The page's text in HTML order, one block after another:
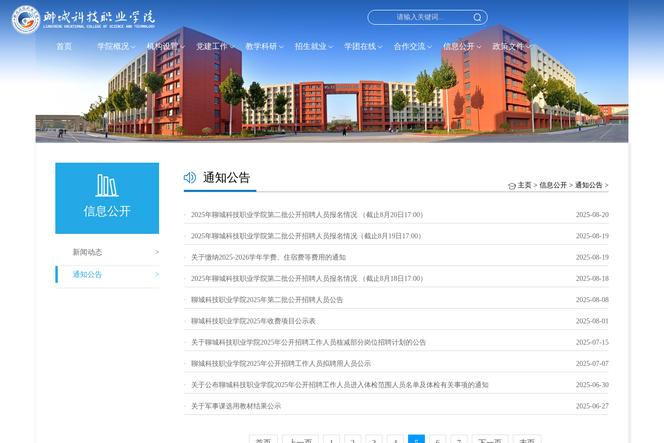
首页 学院概况 机构设置 党建工作 教学科研 招生就业 学团在线 合作交流 信息公开 政策文件
信息公开
新闻动态
通知公告
通知公告
主页 > 信息公开 > 通知公告 >
· 2025年聊城科技职业学院第二批公开招聘人员报名情况 （截止8月20日17:00） 2025-08-20
· 2025年聊城科技职业学院第二批公开招聘人员报名情况（截止8月19日17:00） 2025-08-19
· 关于缴纳2025-2026学年学费、住宿费等费用的通知 2025-08-19
· 2025年聊城科技职业学院第二批公开招聘人员报名情况 （截止8月18日17:00） 2025-08-18
· 聊城科技职业学院2025年第二批公开招聘人员公告 2025-08-08
· 聊城科技职业学院2025年收费项目公示表 2025-08-01
· 关于聊城科技职业学院2025年公开招聘工作人员核减部分岗位招聘计划的公告 2025-07-15
· 聊城科技职业学院2025年公开招聘工作人员拟聘用人员公示 2025-07-07
· 关于公布聊城科技职业学院2025年公开招聘工作人员进入体检范围人员名单及体检有关事项的通知 2025-06-30
· 关于军事课选用教材结果公示 2025-06-27